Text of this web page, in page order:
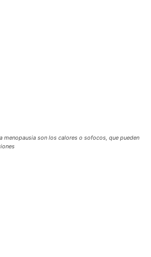
menopausia son los calores o sofocos, que pueden